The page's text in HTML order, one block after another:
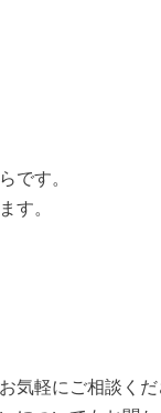
です。
す。
気軽にご相談くだ